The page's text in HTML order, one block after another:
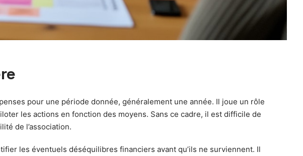
pour une période donnée, généralement une année. Il joue un rôle
les actions en fonction des moyens. Sans ce cadre, il est difficile de
de l’association.
les éventuels déséquilibres financiers avant qu’ils ne surviennent. Il